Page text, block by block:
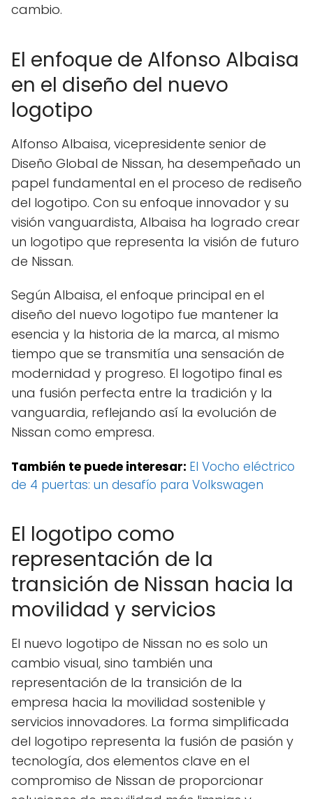
cambio.
El enfoque de Alfonso Albaisa
en el diseño del nuevo
logotipo
Alfonso Albaisa, vicepresidente senior de
Diseño Global de Nissan, ha desempeñado un
papel fundamental en el proceso de rediseño
del logotipo. Con su enfoque innovador y su
visión vanguardista, Albaisa ha logrado crear
un logotipo que representa la visión de futuro
de Nissan.
Según Albaisa, el enfoque principal en el
diseño del nuevo logotipo fue mantener la
esencia y la historia de la marca, al mismo
tiempo que se transmitía una sensación de
modernidad y progreso. El logotipo final es
una fusión perfecta entre la tradición y la
vanguardia, reflejando así la evolución de
Nissan como empresa.
También te puede interesar: El Vocho eléctrico
de 4 puertas: un desafío para Volkswagen
El logotipo como
representación de la
transición de Nissan hacia la
movilidad y servicios
El nuevo logotipo de Nissan no es solo un
cambio visual, sino también una
representación de la transición de la
empresa hacia la movilidad sostenible y
servicios innovadores. La forma simplificada
del logotipo representa la fusión de pasión y
tecnología, dos elementos clave en el
compromiso de Nissan de proporcionar